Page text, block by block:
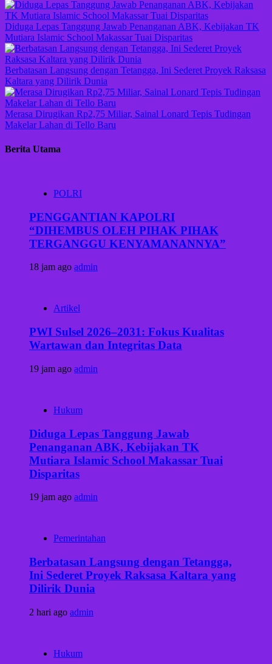
Diduga Lepas Tanggung Jawab Penanganan ABK, Kebijakan TK
Mutiara Islamic School Makassar Tuai Disparitas
Berbatasan Langsung dengan Tetangga, Ini Sederet Proyek Raksasa
Kaltara yang Dilirik Dunia
Merasa Dirugikan Rp2,75 Miliar, Sainal Lonard Tepis Tudingan
Makelar Lahan di Tello Baru
Berita Utama
POLRI
PENGGANTIAN KAPOLRI
“DIHEMBUS OLEH PIHAK PIHAK
TERGANGGU KENYAMANANNYA”
18 jam ago admin
Artikel
PWI Sulsel 2026–2031: Fokus Kualitas
Wartawan dan Integritas Data
19 jam ago admin
Hukum
Diduga Lepas Tanggung Jawab
Penanganan ABK, Kebijakan TK
Mutiara Islamic School Makassar Tuai
Disparitas
19 jam ago admin
Pemerintahan
Berbatasan Langsung dengan Tetangga,
Ini Sederet Proyek Raksasa Kaltara yang
Dilirik Dunia
2 hari ago admin
Hukum